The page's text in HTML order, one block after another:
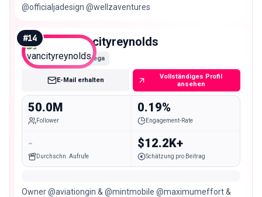
@officialjadesign @wellzaventures
#14 vancityreynolds
Mega
E-Mail erhalten
Vollständiges Profil
ansehen
50.0M
Follower
0.19%
Engagement-Rate
-
Durchschn. Aufrufe
$12.2K+
Schätzung pro Beitrag
Owner @aviationgin & @mintmobile @maximumeffort &